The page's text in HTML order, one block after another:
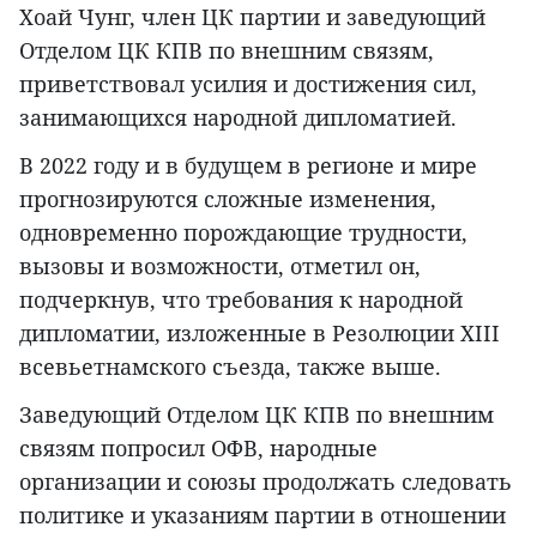
Хоай Чунг, член ЦК партии и заведующий
Отделом ЦК КПВ по внешним связям,
приветствовал усилия и достижения сил,
занимающихся народной дипломатией.
В 2022 году и в будущем в регионе и мире
прогнозируются сложные изменения,
одновременно порождающие трудности,
вызовы и возможности, отметил он,
подчеркнув, что требования к народной
дипломатии, изложенные в Резолюции XIII
всевьетнамского съезда, также выше.
Заведующий Отделом ЦК КПВ по внешним
связям попросил ОФВ, народные
организации и союзы продолжать следовать
политике и указаниям партии в отношении